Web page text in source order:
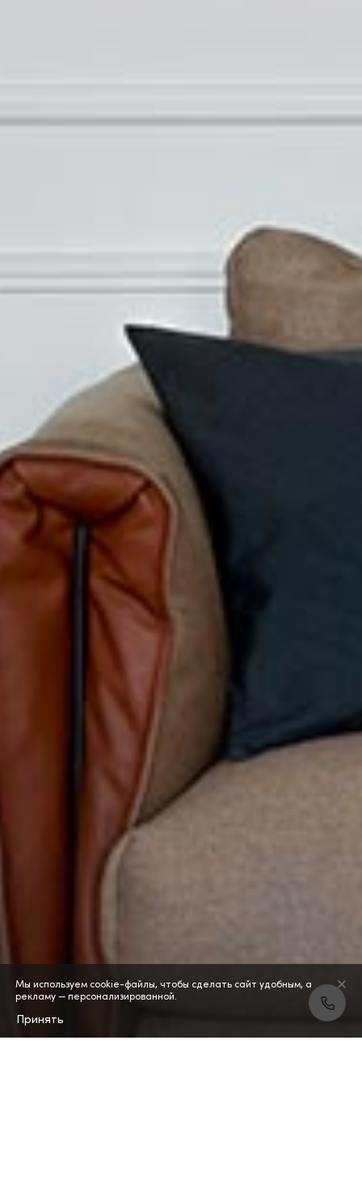
Мы используем cookie-файлы, чтобы сделать сайт удобным, а
рекламу — персонализированной.
Принять